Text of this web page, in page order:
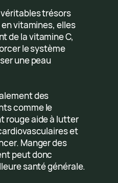
trésors
vitamines, elles
de la vitamine C,
le système
une peau
des
comme le
rouge aide à lutter
et
Manger des
peut donc
santé générale.